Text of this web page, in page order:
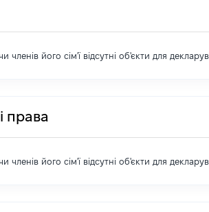
членів його сім'ї відсутні об'єкти для
права
членів його сім'ї відсутні об'єкти для